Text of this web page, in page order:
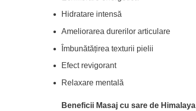
Hidratare intensă
Ameliorarea durerilor articulare
Îmbunătățirea texturii pielii
Efect revigorant
Relaxare mentală
Beneficii Masaj cu sare de Himalaya